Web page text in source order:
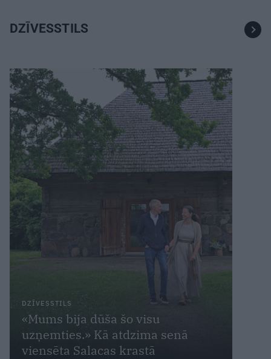
DZĪVESSTILS
DZĪVESSTILS
«Mums bija dūša šo visu
uzņemties.» Kā atdzima senā
viensēta Salacas krastā